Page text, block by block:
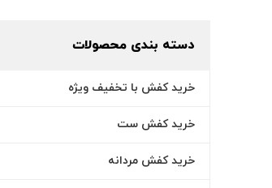
دسته بندی محصولات
خرید کفش با تخفیف ویژه
خرید کفش ست
خرید کفش مردانه